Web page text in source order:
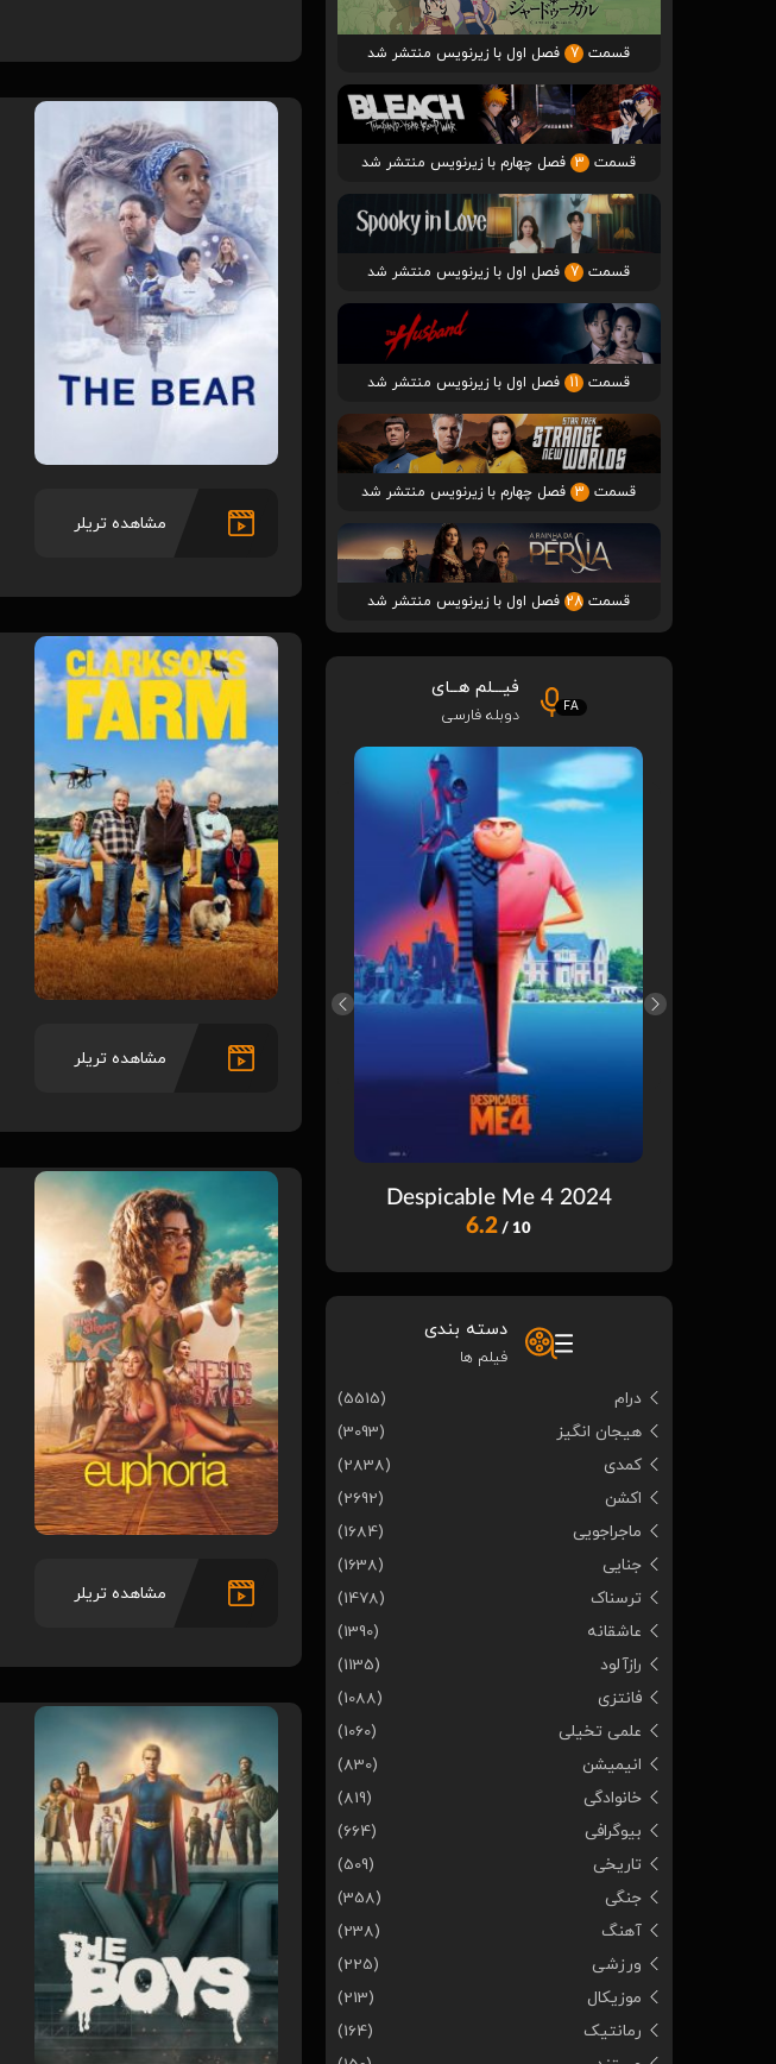
مشاهده تریلر
مشاهده تریلر
مشاهده تریلر
قسمت 7 فصل اول با زیرنویس منتشر شد
قسمت 3 فصل چهارم با زیرنویس منتشر شد
قسمت 7 فصل اول با زیرنویس منتشر شد
قسمت 11 فصل اول با زیرنویس منتشر شد
قسمت 3 فصل چهارم با زیرنویس منتشر شد
قسمت 28فصل اول با زیرنویس منتشر شد
FA
فیـــلم هــای
دوبله فارسی
Despicable Me 4 2024
6.2 / 10
Puss in Boots: The Last Wish
2022
7.8/ 10
دسته بندی
فیلم ها
درام
(5515)
هیجان انگیز
(3093)
کمدی
(2838)
اکشن
(2692)
ماجراجویی
(1684)
جنایی
(1638)
ترسناک
(1478)
عاشقانه
(1390)
رازآلود
(1135)
فانتزی
(1088)
علمی تخیلی
(1060)
انیمیشن
(830)
خانوادگی
(819)
بیوگرافی
(664)
تاریخی
(509)
جنگی
(358)
آهنگ
(238)
ورزشی
(225)
موزیکال
(213)
رمانتیک
(164)